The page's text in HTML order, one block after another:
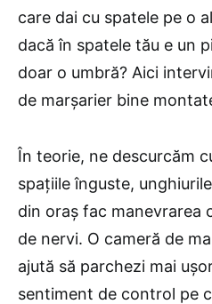
care dai cu spatele pe o
dacă în spatele tău e un
doar o umbră? Aici
de marșarier bine
În teorie, ne descurcăm
spațiile înguste,
din oraș fac manevrarea
de nervi. O cameră de
ajută să parchezi mai
sentiment de control pe